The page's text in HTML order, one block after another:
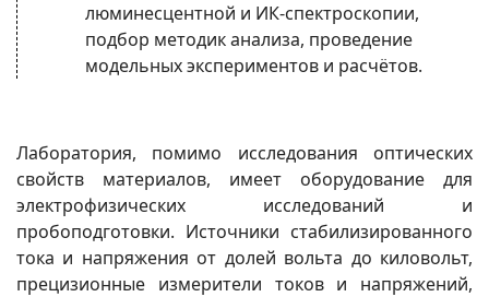
люминесцентной и ИК-спектроскопии,
подбор методик анализа, проведение
модельных экспериментов и расчётов.
Лаборатория, помимо исследования оптических
свойств материалов, имеет оборудование для
электрофизических исследований и
пробоподготовки. Источники стабилизированного
тока и напряжения от долей вольта до киловольт,
прецизионные измерители токов и напряжений,